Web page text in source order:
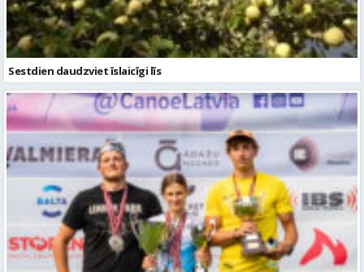
Sestdien daudzviet īslaicīgi līs